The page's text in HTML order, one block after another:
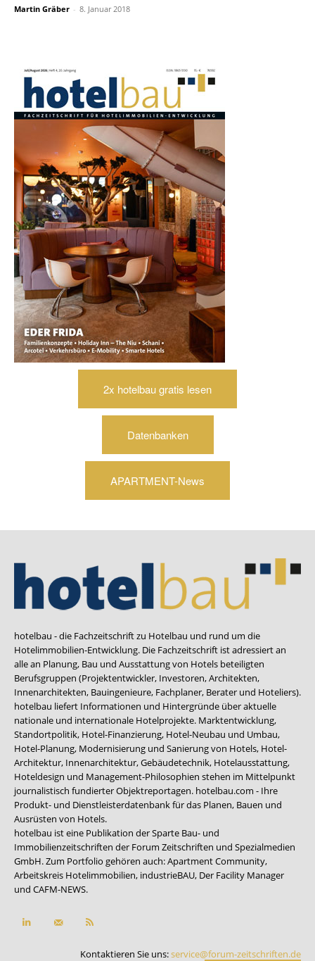
Martin Gräber - 8. Januar 2018
2x hotelbau gratis lesen
Datenbanken
APARTMENT-News
hotelbau - die Fachzeitschrift zu Hotelbau und rund um die
Hotelimmobilien-Entwicklung. Die Fachzeitschrift ist adressiert an
alle an Planung, Bau und Ausstattung von Hotels beteiligten
Berufsgruppen (Projektentwickler, Investoren, Architekten,
Innenarchitekten, Bauingenieure, Fachplaner, Berater und Hoteliers).
hotelbau liefert Informationen und Hintergründe über aktuelle
nationale und internationale Hotelprojekte. Marktentwicklung,
Standortpolitik, Hotel-Finanzierung, Hotel-Neubau und Umbau,
Hotel-Planung, Modernisierung und Sanierung von Hotels, Hotel-
Architektur, Innenarchitektur, Gebäudetechnik, Hotelausstattung,
Hoteldesign und Management-Philosophien stehen im Mittelpunkt
journalistisch fundierter Objektreportagen. hotelbau.com - Ihre
Produkt- und Dienstleisterdatenbank für das Planen, Bauen und
Ausrüsten von Hotels.
hotelbau ist eine Publikation der Sparte Bau- und
Immobilienzeitschriften der Forum Zeitschriften und Spezialmedien
GmbH. Zum Portfolio gehören auch:Apartment Community,
Arbeitskreis Hotelimmobilien, industrieBAU, Der Facility Manager
und CAFM-NEWS.
Kontaktieren Sie uns:service@forum-zeitschriften.de